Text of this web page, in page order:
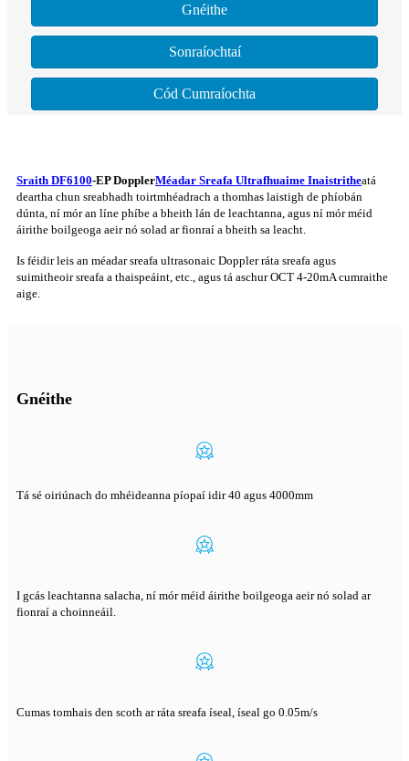
Gnéithe
Sonraíochtaí
Cód Cumraíochta
Sraith DF6100-EP DopplerMéadar Sreafa Ultrafhuaime Inaistritheatá
deartha chun sreabhadh toirtmhéadrach a thomhas laistigh de phíobán
dúnta, ní mór an líne phíbe a bheith lán de leachtanna, agus ní mór méid
áirithe boilgeoga aeir nó solad ar fionraí a bheith sa leacht.
Is féidir leis an méadar sreafa ultrasonaic Doppler ráta sreafa agus
suimitheoir sreafa a thaispeáint, etc., agus tá aschur OCT 4-20mA cumraithe
aige.
Gnéithe
Tá sé oiriúnach do mhéideanna píopaí idir 40 agus 4000mm
I gcás leachtanna salacha, ní mór méid áirithe boilgeoga aeir nó solad ar
fionraí a choinneáil.
Cumas tomhais den scoth ar ráta sreafa íseal, íseal go 0.05m/s